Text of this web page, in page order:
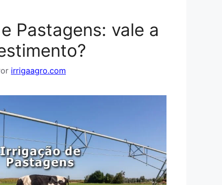
Pastagens: vale a
irrigaagro.com